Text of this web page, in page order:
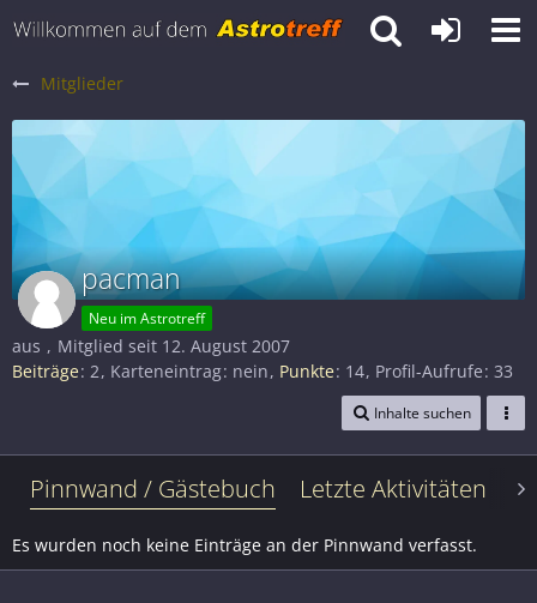
Mitglieder
pacman
Neu im Astrotreff
aus
Mitglied seit 12. August 2007
Beiträge 2 Karteneintrag nein Punkte 14 Profil-Aufrufe 33
Inhalte suchen
Pinnwand / Gästebuch Letzte Aktivitäten
Es wurden noch keine Einträge an der Pinnwand verfasst.